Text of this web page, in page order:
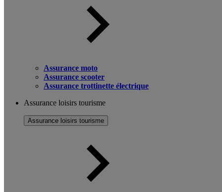
Assurance moto
Assurance scooter
Assurance trottinette électrique
Assurance loisirs tourisme
Assurance loisirs tourisme